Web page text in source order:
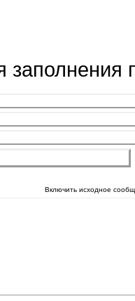
Включить исходное